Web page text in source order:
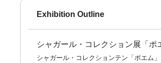
Exhibition Outline
シャガール・コレクション展「ポ
シャガール・コレクションテン「ポエム」